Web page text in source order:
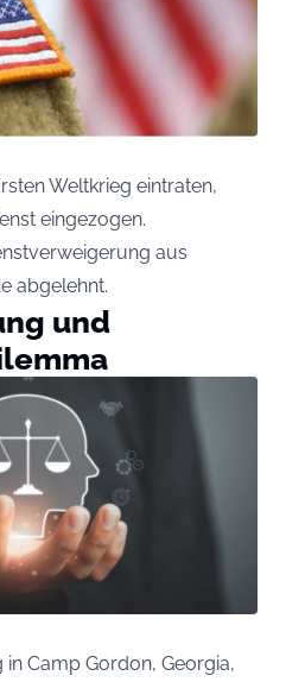
Weltkrieg eintraten,
eingezogen.
aus
abgelehnt.
und
Camp Gordon, Georgia,